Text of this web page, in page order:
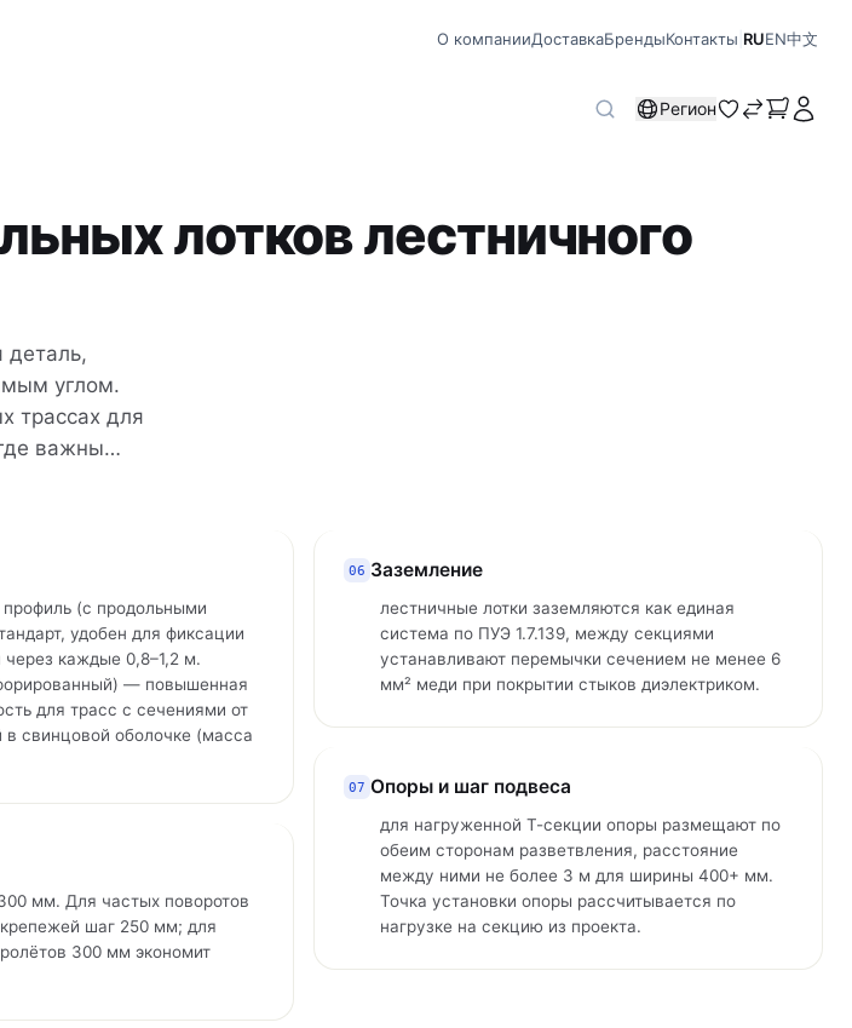
О компанииДоставкаБрендыКонтакты RUEN中文
Регион
лотков лестничного
деталь,
углом.
трассах для
важны
(50, 80,
хомутами
с обычным
с заводским
и тоннелей)
способность
часто
кг/м).
(с продольными
удобен для фиксации
каждые 0,8–1,2 м.
— повышенная
для трасс с сечениями от
в свинцовой оболочке (масса
мм. Для частых поворотов
шаг 250 мм; для
300 мм экономит
06 Заземление
лестничные лотки заземляются как единая
система по ПУЭ 1.7.139, между секциями
устанавливают перемычки сечением не менее 6
мм² меди при покрытии стыков диэлектриком.
07 Опоры и шаг подвеса
для нагруженной Т-секции опоры размещают по
обеим сторонам разветвления, расстояние
между ними не более 3 м для ширины 400+ мм.
Точка установки опоры рассчитывается по
нагрузке на секцию из проекта.